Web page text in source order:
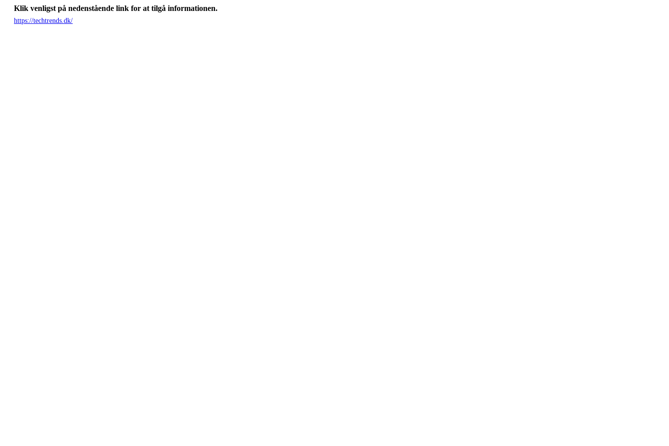
Klik venligst på nedenstående link for at tilgå informationen.
https://techtrends.dk/